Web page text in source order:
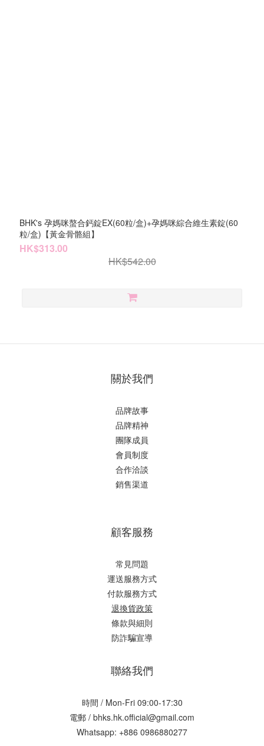
BHK's 孕媽咪螯合鈣錠EX(60粒/盒)+孕媽咪綜合維生素錠(60
粒/盒)【黃金骨骼組】
HK$313.00
HK$542.00
關於我們
品牌故事
品牌精神
團隊成員
會員制度
合作洽談
銷售渠道
顧客服務
常見問題
運送服務方式
付款服務方式
退換貨政策
條款與細則
防詐騙宣導
聯絡我們
時間 / Mon-Fri 09:00-17:30
電郵 / bhks.hk.official@gmail.com
Whatsapp: +886 0986880277